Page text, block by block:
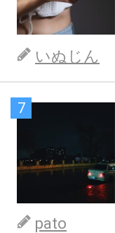
いぬじん
7
pato